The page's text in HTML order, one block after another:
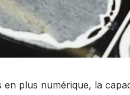
en plus numérique, la